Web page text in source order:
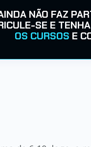
NÃO FAZ
SE E TENHA
OS CURSOS E